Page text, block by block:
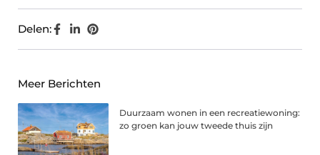
Delen:
Meer Berichten
Duurzaam wonen in een recreatiewoning:
zo groen kan jouw tweede thuis zijn